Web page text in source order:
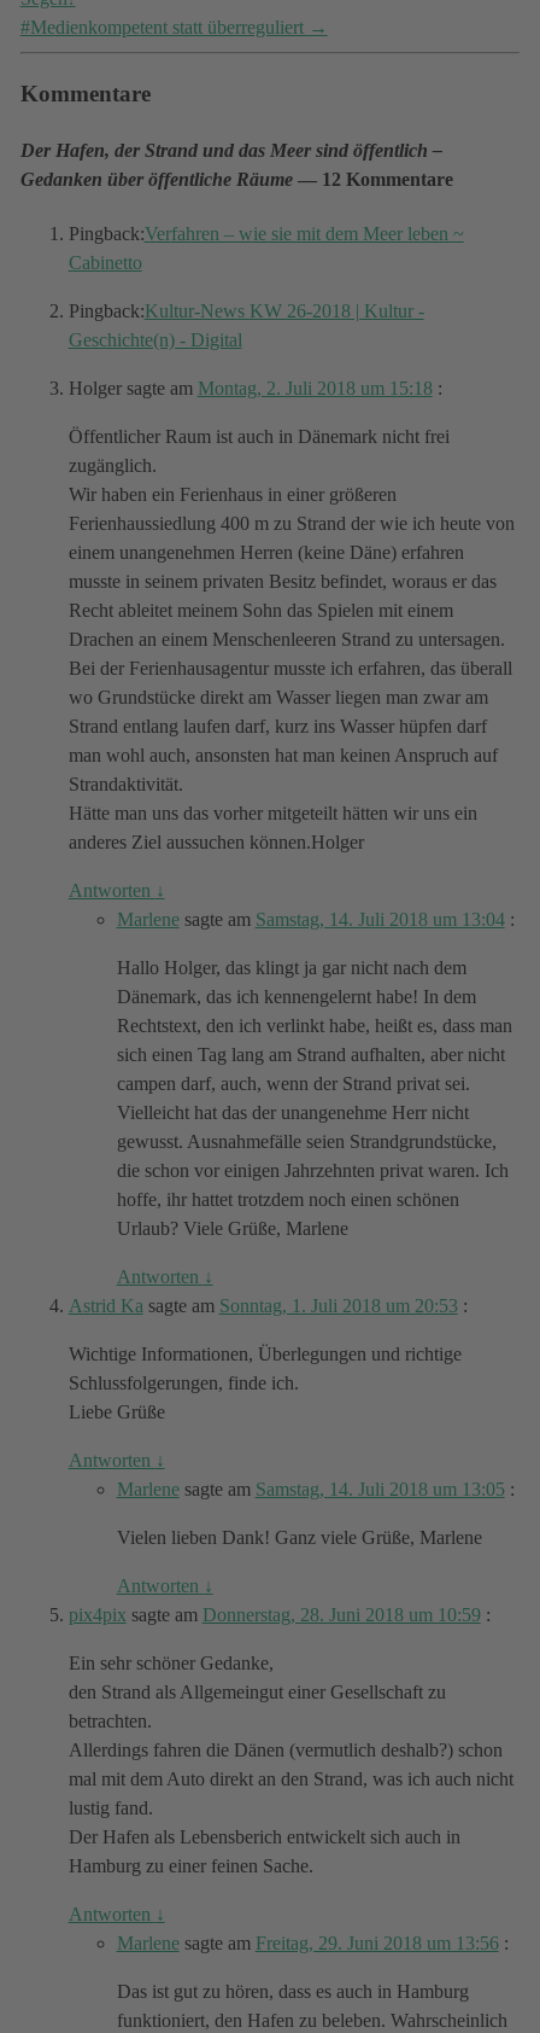
#Medienkompetent statt überreguliert →
Kommentare
Der Hafen, der Strand und das Meer sind öffentlich –
Gedanken über öffentliche Räume— 12 Kommentare
Pingback:Verfahren – wie sie mit dem Meer leben ~
Cabinetto
Pingback:Kultur-News KW 26-2018 | Kultur -
Geschichte(n) - Digital
Holgersagte am Montag, 2. Juli 2018 um 15:18 :
Öffentlicher Raum ist auch in Dänemark nicht frei
zugänglich.
Wir haben ein Ferienhaus in einer größeren
Ferienhaussiedlung 400 m zu Strand der wie ich heute von
einem unangenehmen Herren (keine Däne) erfahren
musste in seinem privaten Besitz befindet, woraus er das
Recht ableitet meinem Sohn das Spielen mit einem
Drachen an einem Menschenleeren Strand zu untersagen.
Bei der Ferienhausagentur musste ich erfahren, das überall
wo Grundstücke direkt am Wasser liegen man zwar am
Strand entlang laufen darf, kurz ins Wasser hüpfen darf
man wohl auch, ansonsten hat man keinen Anspruch auf
Strandaktivität.
Hätte man uns das vorher mitgeteilt hätten wir uns ein
anderes Ziel aussuchen können.Holger
Antworten ↓
Marlenesagte am Samstag, 14. Juli 2018 um 13:04 :
Hallo Holger, das klingt ja gar nicht nach dem
Dänemark, das ich kennengelernt habe! In dem
Rechtstext, den ich verlinkt habe, heißt es, dass man
sich einen Tag lang am Strand aufhalten, aber nicht
campen darf, auch, wenn der Strand privat sei.
Vielleicht hat das der unangenehme Herr nicht
gewusst. Ausnahmefälle seien Strandgrundstücke,
die schon vor einigen Jahrzehnten privat waren. Ich
hoffe, ihr hattet trotzdem noch einen schönen
Urlaub? Viele Grüße, Marlene
Antworten ↓
Astrid Ka sagte am Sonntag, 1. Juli 2018 um 20:53 :
Wichtige Informationen, Überlegungen und richtige
Schlussfolgerungen, finde ich.
Liebe Grüße
Antworten ↓
Marlenesagte am Samstag, 14. Juli 2018 um 13:05 :
Vielen lieben Dank! Ganz viele Grüße, Marlene
Antworten ↓
pix4pix sagte am Donnerstag, 28. Juni 2018 um 10:59 :
Ein sehr schöner Gedanke,
den Strand als Allgemeingut einer Gesellschaft zu
betrachten.
Allerdings fahren die Dänen (vermutlich deshalb?) schon
mal mit dem Auto direkt an den Strand, was ich auch nicht
lustig fand.
Der Hafen als Lebensberich entwickelt sich auch in
Hamburg zu einer feinen Sache.
Antworten ↓
Marlenesagte am Freitag, 29. Juni 2018 um 13:56 :
Das ist gut zu hören, dass es auch in Hamburg
funktioniert, den Hafen zu beleben. Wahrscheinlich